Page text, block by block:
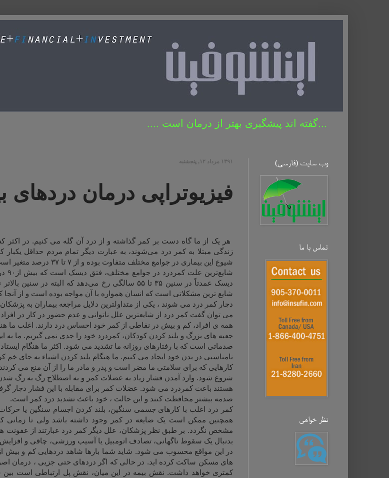
...گفته اند پیشگیری بهتر از درمان است ....
۱۳۹۱ مرداد ۱۲, پنجشنبه
فیزیوتراپی درمان دردهای
زندگی مبتلا به کمر درد می‌شوند، به عبارت دیگر تمام مردم حداقل
شیوع این بیماری در جوامع مختلف متفاوت بوده و از ۷ تا ۳۷ درصد متغیر است.
دیسک عمدتاً در سنین ۳۵ تا ۵۵ سالگی رخ می‌دهد که
شایع ترین مشکلاتی است که انسان همواره با آن مواجه بوده است و از
دچار کمر درد می شوند ، یکی از متداولترین دلایل مراجعه بیماران به
می توان گفت کمر درد از شایعترین علل ناتوانی و عدم حضور در کار در
همه ی افراد، كم و بیش در نقاطی از كمر خود احساس درد دارند. اغلب ما
جعبه های بزرگ و بلند كردن كودكان، كمردرد خود را جدی نمی گیریم. ما به
صدماتی است كه با رفتارهای روزانه ما تشدید می شود. اكثر ما هنگام
نامناسبی در بدن خود ایجاد می كنیم. ما هنگام بلند كردن اشیاء به جای خم
كارهایی كه برای سلامتی ما مضر است و پدر و مادر ما را از آن منع می
شروع شود. وارد آمدن فشار زیاد به عضلات كمر و به اصطلاح رگ به رگ
هستند باعث كمردرد می شود. عضلات كمر برای مقابله با این فشار دچار
صدمه بیشتر محافظت كنند و این حالت ، خود باعث تشدید درد كمر است.
کمر درد اغلب با کارهای جسمی سنگین، بلند کردن اجسام سنگین یا
همچنین ممکن است یک ضایعه در کمر وجود داشته باشد ولی تا
مشخص نگردد. بر طبق نظر پزشکان، علل دیگر کمر درد عبارتند از عفونت
بدنبال یک سقوط ناگهانی، تصادف اتومبیل یا آسیب ورزشی، چاقی و افزایش
در این مواقع محسوب می شود. شاید شما بارها شاهد دردهایی کم و بیش
های مسکن ساکت کرده اید. در حالی که اگر دردهای حتی جزیی ، درمان
کمتری خواهد داشت. نقش بیمه در این میان، نقش پل ارتباطی است بین
وب سایت (فارسی)
تماس با ما
نظر خواهی‌